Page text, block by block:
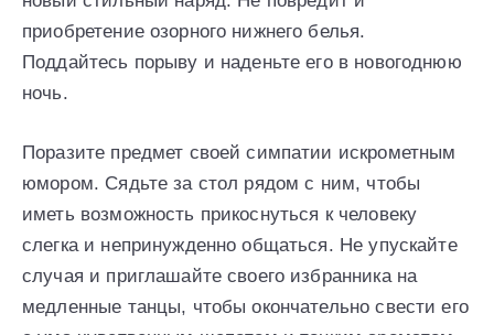
приобретение озорного нижнего белья.
Поддайтесь порыву и наденьте его в новогоднюю
ночь.
Поразите предмет своей симпатии искрометным
юмором. Сядьте за стол рядом с ним, чтобы
иметь возможность прикоснуться к человеку
слегка и непринужденно общаться. Не упускайте
случая и приглашайте своего избранника на
медленные танцы, чтобы окончательно свести его